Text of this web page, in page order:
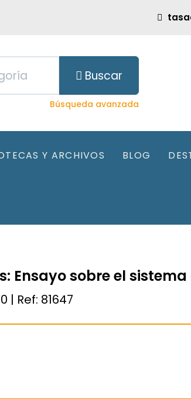
Buscar
Búsqueda avanzada
Y ARCHIVOS BLOG
Ensayo sobre el
| Ref: 81647